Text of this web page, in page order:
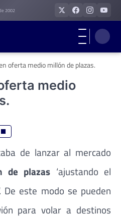
2002
oferta medio millón de plazas.
medio
de lanzar al mercado
de plazas ‘ajustando el
De este modo se pueden
para volar a destinos